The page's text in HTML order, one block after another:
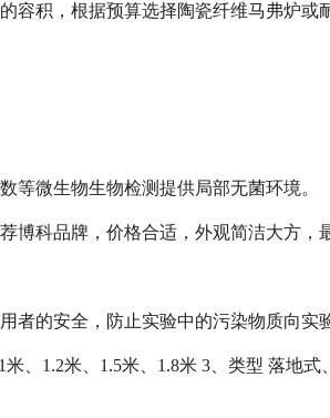
容积，根据预算选择陶瓷纤维马弗炉或
等微生物生物检测提供局部无菌环境。
博科品牌，价格合适，外观简洁大方，
者的安全，防止实验中的污染物质向实
、1.2米、1.5米、1.8米 3、类型 落地式